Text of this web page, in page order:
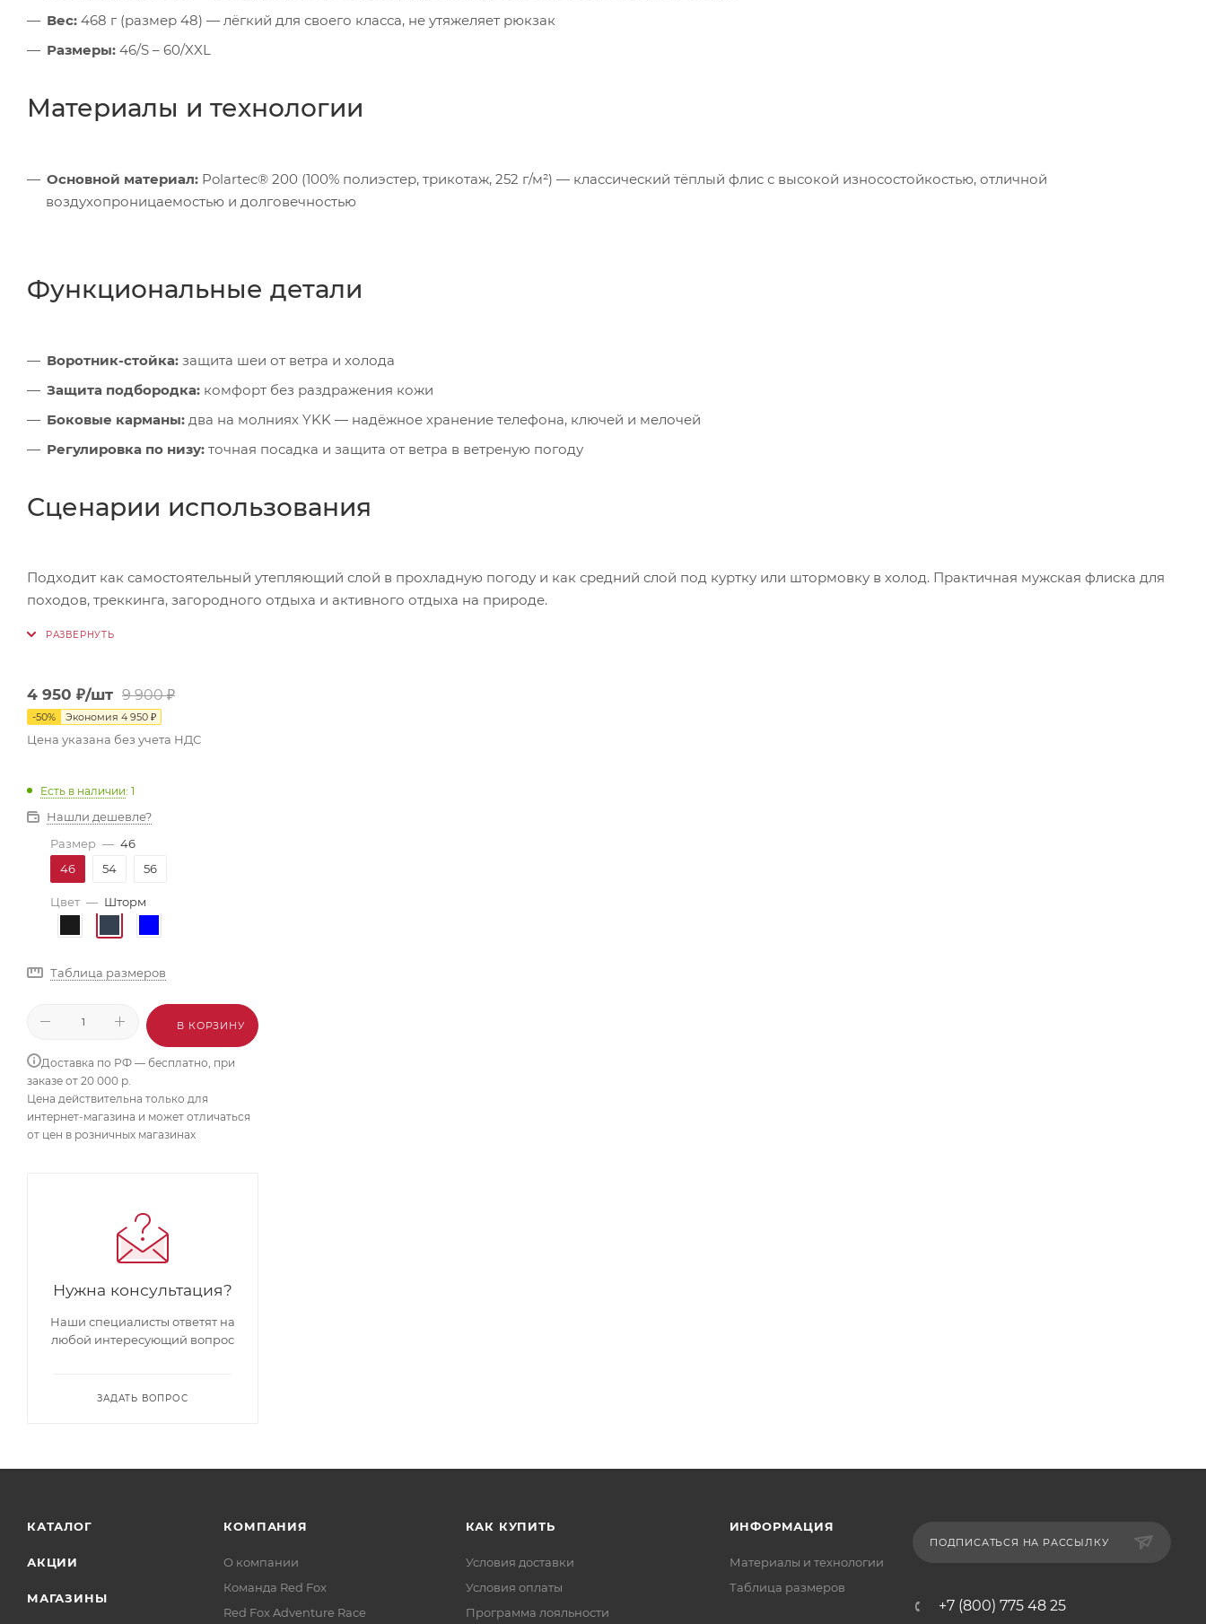
Вес: 468 г (размер 48) — лёгкий для своего класса, не утяжеляет рюкзак
Размеры: 46/S – 60/XXL
Материалы и технологии
Основной материал: Polartec® 200 (100% полиэстер, трикотаж, 252 г/м²) — классический тёплый флис с высокой износостойкостью, отличной
воздухопроницаемостью и долговечностью
Функциональные детали
Воротник-стойка: защита шеи от ветра и холода
Защита подбородка: комфорт без раздражения кожи
Боковые карманы: два на молниях YKK — надёжное хранение телефона, ключей и мелочей
Регулировка по низу: точная посадка и защита от ветра в ветреную погоду
Сценарии использования
Подходит как самостоятельный утепляющий слой в прохладную погоду и как средний слой под куртку или штормовку в холод. Практичная мужская флиска для
походов, треккинга, загородного отдыха и активного отдыха на природе.
4 950 ₽/шт 9 900₽
-50% Экономия 4 950 ₽
Цена указана без учета НДС
Есть в наличии: 1
Нашли дешевле?
Размер — 46
46
54 56
Цвет — Шторм
Таблица размеров
В КОРЗИНУ
Доставка по РФ — бесплатно, при
заказе от 20 000 р.
Цена действительна только для
интернет-магазина и может отличаться
от цен в розничных магазинах
Нужна консультация?
Наши специалисты ответят на
любой интересующий вопрос
ЗАДАТЬ ВОПРОС
КАТАЛОГ
АКЦИИ
МАГАЗИНЫ
КОМПАНИЯ
О компании
Команда Red Fox
Red Fox Adventure Race
КАК КУПИТЬ
Условия доставки
Условия оплаты
Программа лояльности
ИНФОРМАЦИЯ
Материалы и технологии
Таблица размеров
ПОДПИСАТЬСЯ НА РАССЫЛКУ
+7 (800) 775 48 25